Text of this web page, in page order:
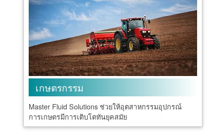
เกษตรกรรม
Master Fluid Solutions ช่วยให้อุตสาหกรรมอุปกรณ์
การเกษตรมีการเติบโตทันยุคสมัย